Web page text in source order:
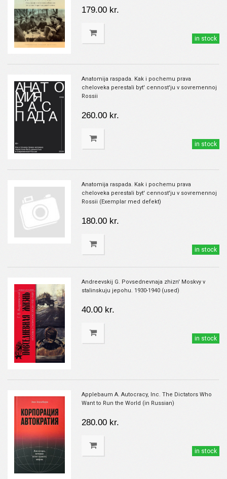
179.00 kr.
in stock
Anatomija raspada. Kak i pochemu prava
cheloveka perestali byt' cennost'ju v sovremennoj
Rossii
260.00 kr.
in stock
Anatomija raspada. Kak i pochemu prava
cheloveka perestali byt' cennost'ju v sovremennoj
Rossii (Exemplar med defekt)
180.00 kr.
in stock
Andreevskij G. Povsednevnaja zhizn' Moskvy v
stalinskuju jepohu. 1930-1940 (used)
40.00 kr.
in stock
Applebaum A. Autocracy, Inc. The Dictators Who
Want to Run the World (in Russian)
280.00 kr.
in stock